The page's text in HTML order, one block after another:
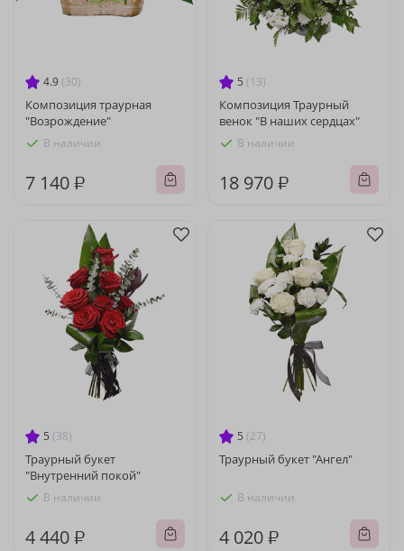
4.9 (30)
Композиция траурная
"Возрождение"
В наличии
7 140 ₽
5 (13)
Композиция Траурный
венок "В наших сердцах"
В наличии
18 970 ₽
5 (38)
Траурный букет
"Внутренний покой"
В наличии
4 440 ₽
5 (27)
Траурный букет "Ангел"
В наличии
4 020 ₽